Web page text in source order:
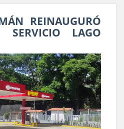
REINAUGURÓ
SERVICIO LAGO